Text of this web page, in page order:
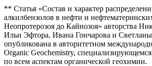
** Статья «Состав и характер
алкилбензолов в нефти и
Неопротерозоя до Кайнозоя» авторства
Ильи Эфтора, Ивана Гончарова и
опубликована в авторитетном
Organic Geochemistry,
по всем аспектам органической геохимии.